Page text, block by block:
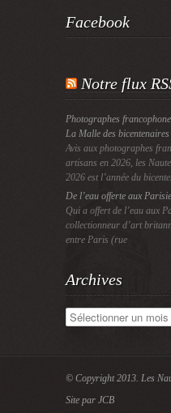
Facebook
Notre flux
Photographes
La Malle des
Avis aux photographes
artisans en 2026, les
2026 est l’année du
De l’eau offerte aux
Qui a offert de l’eau aux
collectionneur d’art
entre Paris (rue
Archives
Archives
© Copyright 2013. Les
Site par JCB